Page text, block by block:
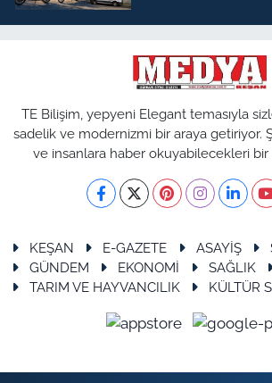
TE Bilişim, yepyeni Elegant temasıyla
sadelik ve modernizmi bir araya getiriyor.
ve insanlara haber okuyabilecekleri bir
KEŞAN E-GAZETE ASAYİŞ
GÜNDEM
EKONOMİ SAĞLIK
TARIM VE HAYVANCILIK
KÜLTÜR